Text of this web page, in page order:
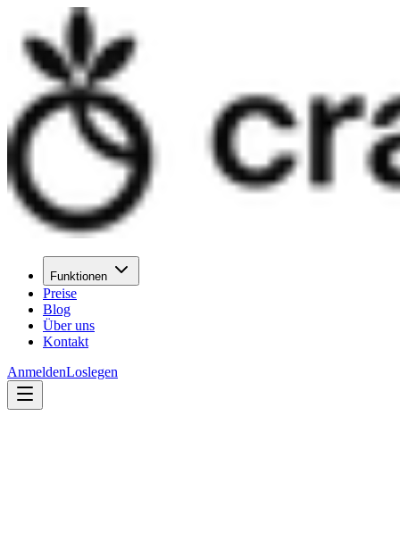
Funktionen
Preise
Blog
Über uns
Kontakt
AnmeldenLoslegen